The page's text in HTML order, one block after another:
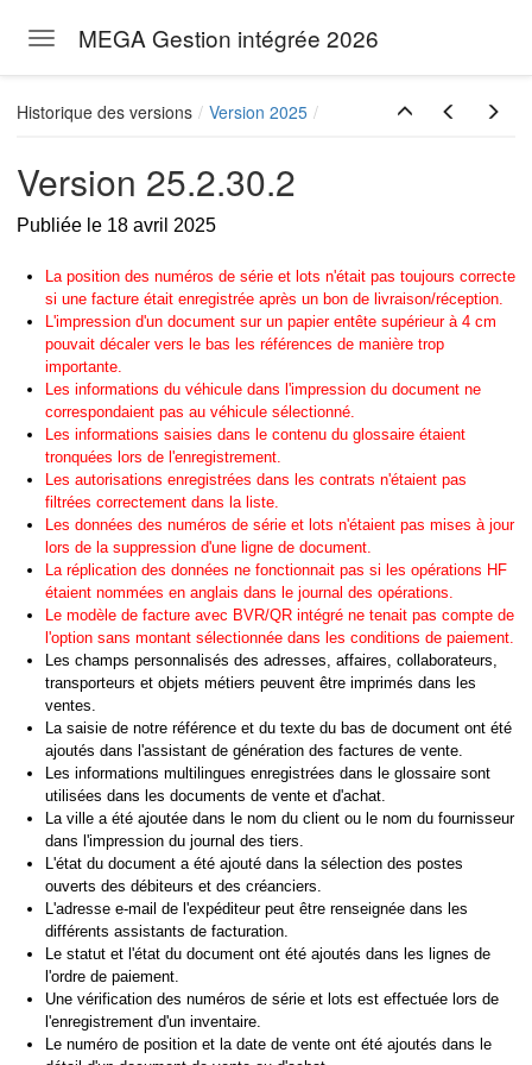
Toggle navigation
MEGA Gestion intégrée 2026
Historique des versions Version 2025
Version 25.2.30.2
Publiée le 18 avril 2025
La position des numéros de série et lots n'était pas toujours correcte
si une facture était enregistrée après un bon de livraison/réception.
L'impression d'un document sur un papier entête supérieur à 4 cm
pouvait décaler vers le bas les références de manière trop
importante.
Les informations du véhicule dans l'impression du document ne
correspondaient pas au véhicule sélectionné.
Les informations saisies dans le contenu du glossaire étaient
tronquées lors de l'enregistrement.
Les autorisations enregistrées dans les contrats n'étaient pas
filtrées correctement dans la liste.
Les données des numéros de série et lots n'étaient pas mises à jour
lors de la suppression d'une ligne de document.
La réplication des données ne fonctionnait pas si les opérations HF
étaient nommées en anglais dans le journal des opérations.
Le modèle de facture avec BVR/QR intégré ne tenait pas compte de
l'option sans montant sélectionnée dans les conditions de paiement.
Les champs personnalisés des adresses, affaires, collaborateurs,
transporteurs et objets métiers peuvent être imprimés dans les
ventes.
La saisie de notre référence et du texte du bas de document ont été
ajoutés dans l'assistant de génération des factures de vente.
Les informations multilingues enregistrées dans le glossaire sont
utilisées dans les documents de vente et d'achat.
La ville a été ajoutée dans le nom du client ou le nom du fournisseur
dans l'impression du journal des tiers.
L'état du document a été ajouté dans la sélection des postes
ouverts des débiteurs et des créanciers.
L'adresse e-mail de l'expéditeur peut être renseignée dans les
différents assistants de facturation.
Le statut et l'état du document ont été ajoutés dans les lignes de
l'ordre de paiement.
Une vérification des numéros de série et lots est effectuée lors de
l'enregistrement d'un inventaire.
Le numéro de position et la date de vente ont été ajoutés dans le